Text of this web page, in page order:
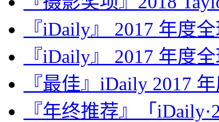
『iDaily』 2017 年度
『iDaily』 2017 年度
『最佳』iDaily 2017
『年终推荐』「